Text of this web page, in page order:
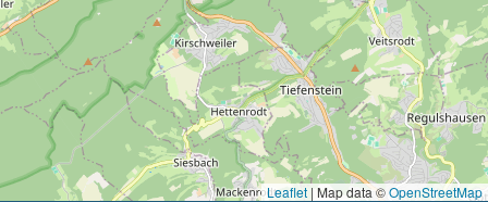
Leaflet | Map data ©OpenStreetMap